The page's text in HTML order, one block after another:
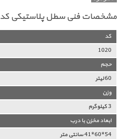
مشخصات فنی سطل پلاستیکی کد 1020
کد
1020
حجم
60 لیتر
وزن
3 کیلوگرم
ابعاد مخزن با درب
54*60*41 سانتی متر